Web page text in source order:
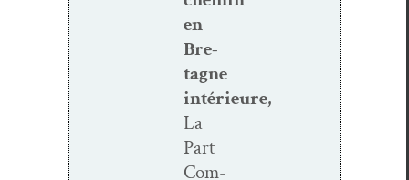
en
Bre­
tagne
intérieure,
La
Part
Com­